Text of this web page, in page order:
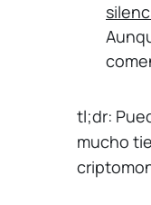
tl;dr:
mucho